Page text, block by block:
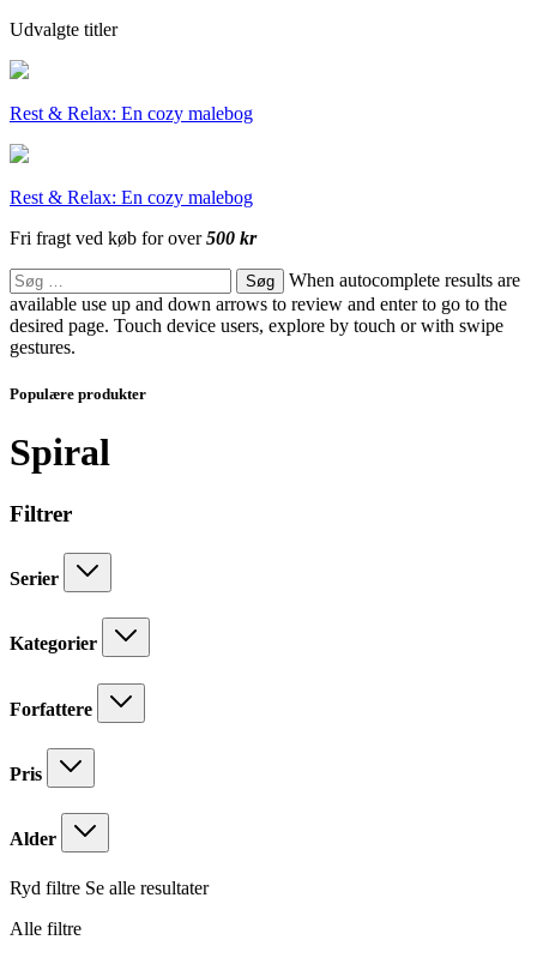
Udvalgte titler
Rest & Relax: En cozy malebog
Rest & Relax: En cozy malebog
Fri fragt ved køb for over500 kr
Søg
efter:
When autocomplete results are
available use up and down arrows to review and enter to go to the
desired page. Touch device users, explore by touch or with swipe
gestures.
Populære produkter
Spiral
Filtrer
Serier
Kategorier
Forfattere
Pris
Alder
Ryd filtre Se alle resultater
Alle filtre